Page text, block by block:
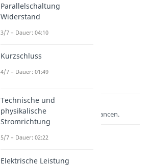
Lernen lohnt sich!
Entdecke hier deine Chancen.
Parallelschaltung
Widerstand
3/7 – Dauer: 04:10
Kurzschluss
4/7 – Dauer: 01:49
Technische und
physikalische
Stromrichtung
5/7 – Dauer: 02:22
Elektrische Leistung